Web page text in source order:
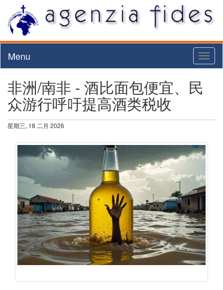
Menu
非洲/南非 - 酒比面包便宜、民
众游行呼吁提高酒类税收
星期三, 18 二月 2026